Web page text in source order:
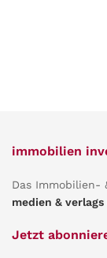
immobilien
Das Immobilien-
medien & verlags
Jetzt